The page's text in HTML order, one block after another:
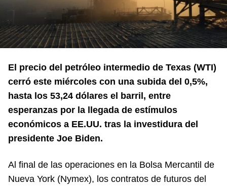
El precio del petróleo intermedio de Texas (WTI)
cerró este miércoles con una subida del 0,5%,
hasta los 53,24 dólares el barril, entre
esperanzas por la llegada de estímulos
económicos a EE.UU. tras la investidura del
presidente Joe Biden.
Al final de las operaciones en la Bolsa Mercantil de
Nueva York (Nymex), los contratos de futuros del